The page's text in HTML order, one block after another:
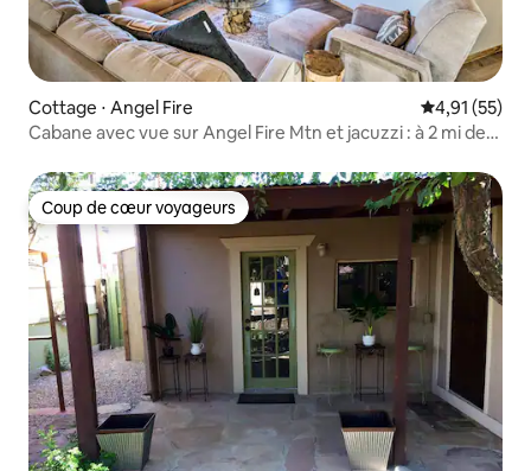
Cottage ⋅ Angel Fire Évaluation
4,91 (55)
Cabane avec vue sur Angel Fire Mtn et jacuzzi : à 2 mi des
Coup de cœur voyageurs
Coup de cœur voyageurs